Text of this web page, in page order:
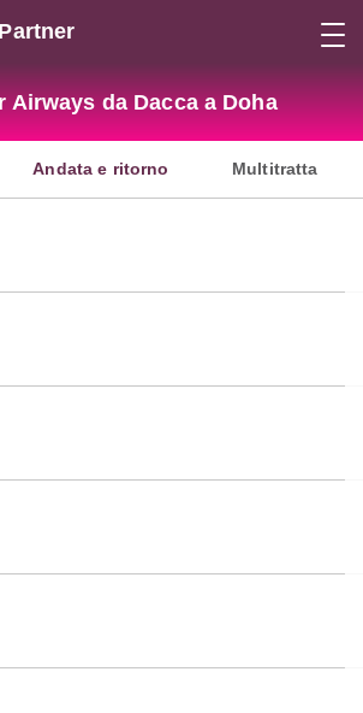
Airways da Dacca a Doha
Andata e ritorno Multitratta